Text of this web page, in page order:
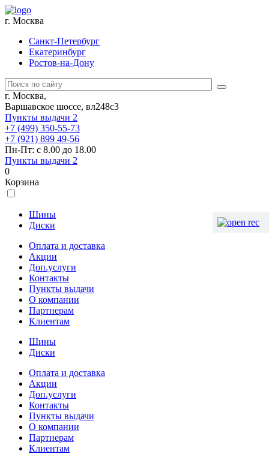
г. Москва
Санкт-Петербург
Екатеринбург
Ростов-на-Дону
г. Москва,
Варшавское шоссе, вл248с3
Пункты выдачи 2
+7 (499) 350-55-73
+7 (921) 899 49-56
Пн-Пт: с 8.00 до 18.00
Пункты выдачи 2
0
Корзина
Шины
Диски
Оплата и доставка
Акции
Доп.услуги
Контакты
Пункты выдачи
О компании
Партнерам
Клиентам
Шины
Диски
Оплата и доставка
Акции
Доп.услуги
Контакты
Пункты выдачи
О компании
Партнерам
Клиентам